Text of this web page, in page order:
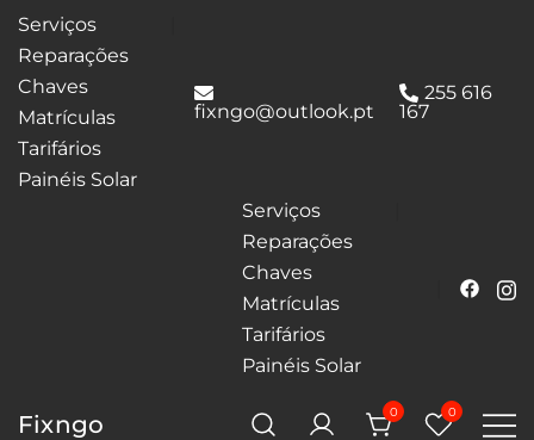
Serviços
Reparações
Chaves
Matrículas
Tarifários
Painéis Solar
fixngo@outlook.pt
255 616
167
Serviços
Reparações
Chaves
Matrículas
Tarifários
Painéis Solar
Fixngo 0 0